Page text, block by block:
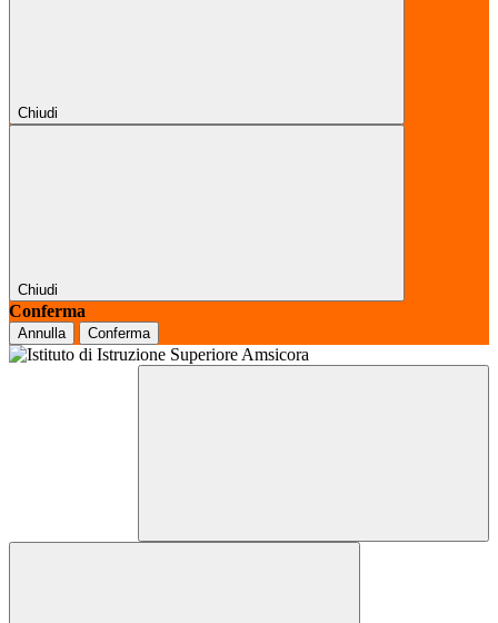
Chiudi
Chiudi
Conferma
Annulla Conferma